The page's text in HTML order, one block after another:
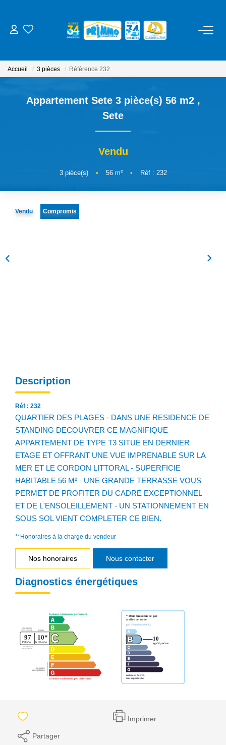
ESTIMER
Accueil 3 pièces Référence 232
Appartement Sete 3 pièce(s) 56 m2 ,
Sete
Vendu
3pièce(s) • 56m² • Réf : 232
Vendu Compromis
Description
Réf : 232
QUARTIER DES PLAGES - DANS UNE RESIDENCE DE
STANDING DECOUVRER CE MAGNIFIQUE
APPARTEMENT DE TYPE T3 SITUE EN DERNIER
ETAGE ET OFFRANT UNE VUE IMPRENABLE SUR LA
MER ET LE CORDON LITTORAL - SUPERFICIE
HABITABLE 56 M² - UNE GRANDE TERRASSE VOUS
PERMET DE PROFITER DU CADRE EXCEPTIONNEL
ET DE L'ENSOLEILLEMENT - UN STATIONNEMENT EN
SOUS SOL VIENT COMPLETER CE BIEN.
**Honoraires à la charge du vendeur
Nos honoraires Nous contacter
Diagnostics énergétiques
Imprimer
Partager